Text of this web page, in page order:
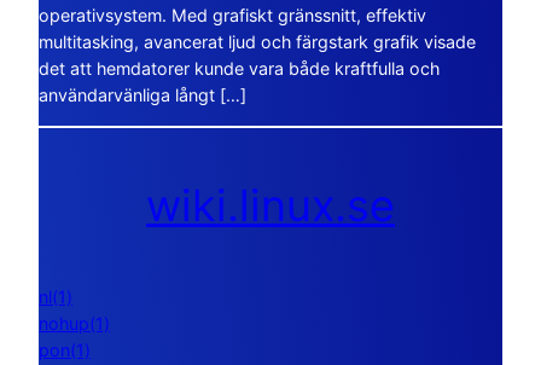
operativsystem. Med grafiskt gränssnitt, effektiv
multitasking, avancerat ljud och färgstark grafik visade
det att hemdatorer kunde vara både kraftfulla och
användarvänliga långt […]
wiki.linux.se
nl(1)
nohup(1)
pon(1)